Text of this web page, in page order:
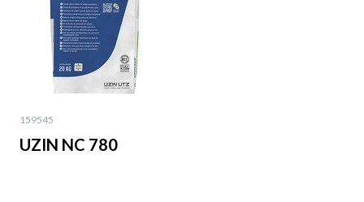
159545
UZIN NC 780